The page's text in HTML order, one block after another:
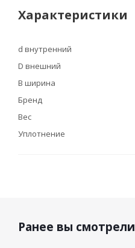
Характеристики
d внутренний
D внешний
B ширина
Бренд
Вес
Уплотнение
Ранее вы смотрели